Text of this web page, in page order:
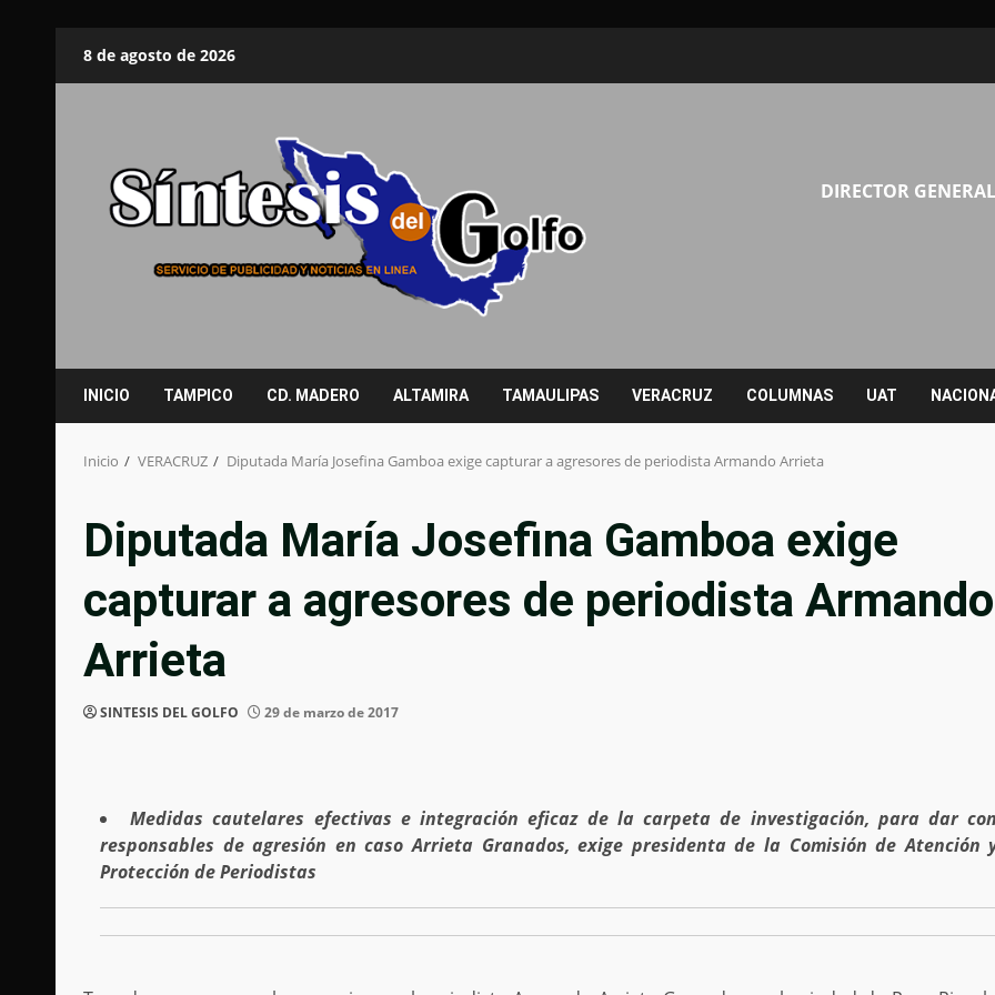
8 de agosto de 2026
DIRECTOR
INICIO TAMPICO CD. MADERO ALTAMIRA TAMAULIPAS VERACRUZ COLUMNAS UAT
Inicio VERACRUZ Diputada María Josefina Gamboa exige capturar a agresores de periodista Armando Arrieta
Diputada María Josefina Gamboa exige
capturar a agresores de periodista Armando
Arrieta
SINTESIS DEL GOLFO 29 de marzo de 2017
Medidas cautelares efectivas e integración eficaz de la carpeta de investigación, para dar
responsables de agresión en caso Arrieta Granados, exige presidenta de la Comisión de Atención
Protección de Periodistas